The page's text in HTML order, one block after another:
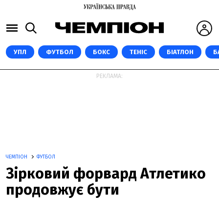
УПЛ ФУТБОЛ БОКС ТЕНІС БІАТЛОН
РЕКЛАМА:
ЧЕМПІОН ФУТБОЛ
Зірковий форвард Атлетико
продовжує бути